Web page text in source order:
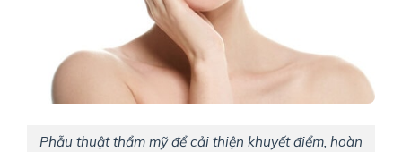
Phẫu thuật thẩm mỹ để cải thiện khuyết điểm, hoàn